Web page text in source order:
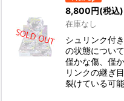
8,800円(税込)
在庫なし
シュリンク付
の状態につい
僅かな傷、僅
リンクの継ぎ
裂けている可